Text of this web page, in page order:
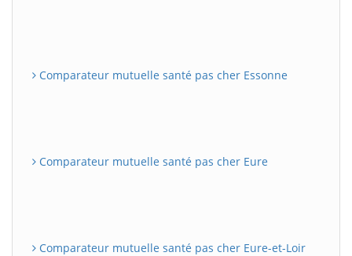
Comparateur mutuelle santé pas cher Essonne
Comparateur mutuelle santé pas cher Eure
Comparateur mutuelle santé pas cher Eure-et-Loir